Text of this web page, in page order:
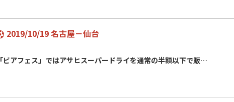
2019/10/19 名古屋－仙台
「ビアフェス」ではアサヒスーパードライを通常の半額以下で販…